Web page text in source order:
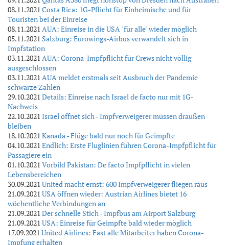
08.11.2021 Costa Rica: 1G-Pflicht für Einheimische und für
Touristen bei der Einreise
08.11.2021 AUA: Einreise in die USA "für alle" wieder möglich
05.11.2021 Salzburg: Eurowings-Airbus verwandelt sich in
Impfstation
03.11.2021 AUA: Corona-Impfpflicht für Crews nicht völlig
ausgeschlossen
03.11.2021 AUA meldet erstmals seit Ausbruch der Pandemie
schwarze Zahlen
29.10.2021 Details: Einreise nach Israel de facto nur mit 1G-
Nachweis
22.10.2021 Israel öffnet sich - Impfverweigerer müssen draußen
bleiben
18.10.2021 Kanada - Flüge bald nur noch für Geimpfte
04.10.2021 Endlich: Erste Fluglinien führen Corona-Impfpflicht für
Passagiere ein
01.10.2021 Vorbild Pakistan: De facto Impfpflicht in vielen
Lebensbereichen
30.09.2021 United macht ernst: 600 Impfverweigerer fliegen raus
21.09.2021 USA öffnen wieder: Austrian Airlines bietet 16
wöchentliche Verbindungen an
21.09.2021 Der schnelle Stich - Impfbus am Airport Salzburg
21.09.2021 USA: Einreise für Geimpfte bald wieder möglich
17.09.2021 United Airlines: Fast alle Mitarbeiter haben Corona-
Impfung erhalten